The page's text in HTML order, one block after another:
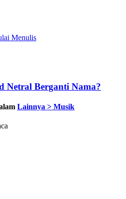
Menulis
Netral Berganti Nama?
Lainnya > Musik